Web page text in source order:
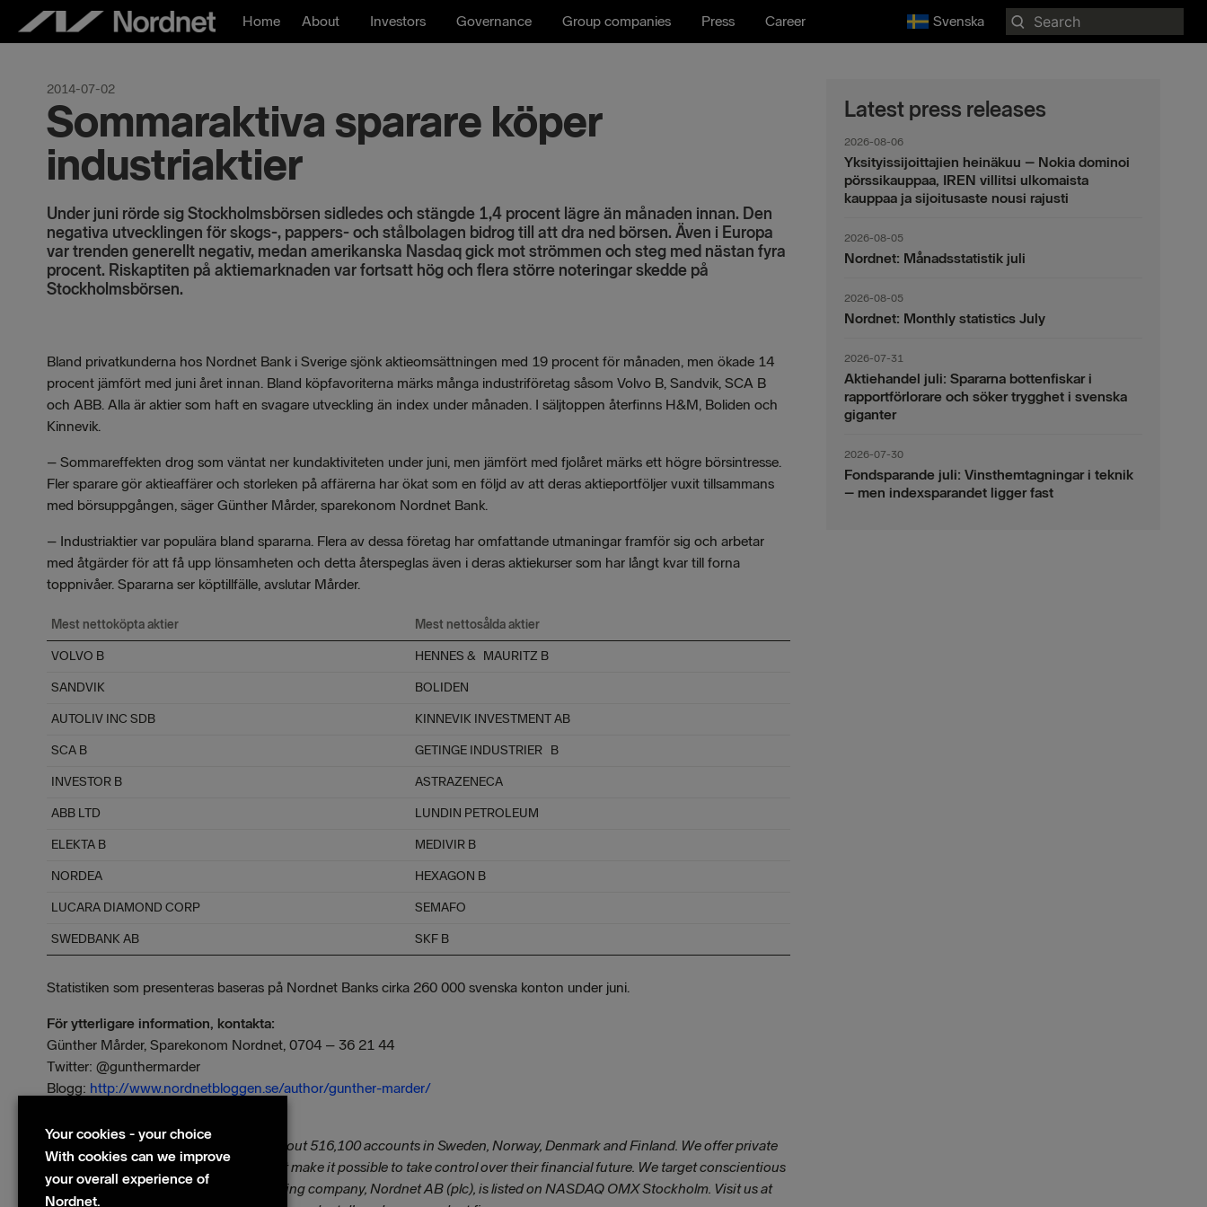
Home About Investors Governance Group companies Press Career Svenska
Search
for:
2014-07-02
Sommaraktiva sparare köper
industriaktier
Under juni rörde sig Stockholmsbörsen sidledes och stängde 1,4 procent lägre än månaden innan. Den
negativa utvecklingen för skogs-, pappers- och stålbolagen bidrog till att dra ned börsen. Även i Europa
var trenden generellt negativ, medan amerikanska Nasdaq gick mot strömmen och steg med nästan fyra
procent. Riskaptiten på aktiemarknaden var fortsatt hög och flera större noteringar skedde på
Stockholmsbörsen.
Bland privatkunderna hos Nordnet Bank i Sverige sjönk aktieomsättningen med 19 procent för månaden, men ökade 14
procent jämfört med juni året innan. Bland köpfavoriterna märks många industriföretag såsom Volvo B, Sandvik, SCA B
och ABB. Alla är aktier som haft en svagare utveckling än index under månaden. I säljtoppen återfinns H&M, Boliden och
Kinnevik.
– Sommareffekten drog som väntat ner kundaktiviteten under juni, men jämfört med fjolåret märks ett högre börsintresse.
Fler sparare gör aktieaffärer och storleken på affärerna har ökat som en följd av att deras aktieportföljer vuxit tillsammans
med börsuppgången, säger Günther Mårder, sparekonom Nordnet Bank.
– Industriaktier var populära bland spararna. Flera av dessa företag har omfattande utmaningar framför sig och arbetar
med åtgärder för att få upp lönsamheten och detta återspeglas även i deras aktiekurser som har långt kvar till forna
toppnivåer. Spararna ser köptillfälle, avslutar Mårder.
Mest nettoköpta aktier Mest nettosålda aktier
VOLVO B HENNES & MAURITZ B
SANDVIK BOLIDEN
AUTOLIV INC SDB KINNEVIK INVESTMENT AB
SCA B GETINGE INDUSTRIER B
INVESTOR B ASTRAZENECA
ABB LTD LUNDIN PETROLEUM
ELEKTA B MEDIVIR B
NORDEA HEXAGON B
LUCARA DIAMOND CORP SEMAFO
SWEDBANK AB SKF B
Statistiken som presenteras baseras på Nordnet Banks cirka 260 000 svenska konton under juni.
För ytterligare information, kontakta:
Günther Mårder, Sparekonom Nordnet, 0704 – 36 21 44
Twitter: @gunthermarder
Blogg: http://www.nordnetbloggen.se/author/gunther-marder/
Nordnet is a Nordic online bank with about 516,100 accounts in Sweden, Norway, Denmark and Finland. We offer private
individuals and companies services that make it possible to take control over their financial future. We target conscientious
savers in the Nordic countries. The holding company, Nordnet AB (plc), is listed on NASDAQ OMX Stockholm. Visit us at
Latest press releases
2026-08-06
Yksityissijoittajien heinäkuu – Nokia dominoi
pörssikauppaa, IREN villitsi ulkomaista
kauppaa ja sijoitusaste nousi rajusti
2026-08-05
Nordnet: Månadsstatistik juli
2026-08-05
Nordnet: Monthly statistics July
2026-07-31
Aktiehandel juli: Spararna bottenfiskar i
rapportförlorare och söker trygghet i svenska
giganter
2026-07-30
Fondsparande juli: Vinsthemtagningar i teknik
– men indexsparandet ligger fast
Your cookies - your choice
With cookies can we improve
your overall experience of
Nordnet.